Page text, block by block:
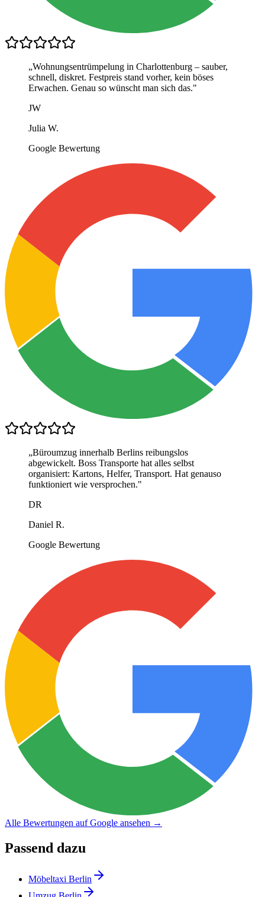
„Wohnungsentrümpelung in Charlottenburg – sauber,
schnell, diskret. Festpreis stand vorher, kein böses
Erwachen. Genau so wünscht man sich das."
JW
Julia W.
Google Bewertung
„Büroumzug innerhalb Berlins reibungslos
abgewickelt. Boss Transporte hat alles selbst
organisiert: Kartons, Helfer, Transport. Hat genauso
funktioniert wie versprochen."
DR
Daniel R.
Google Bewertung
Alle Bewertungen auf Google ansehen →
Passend dazu
Möbeltaxi Berlin